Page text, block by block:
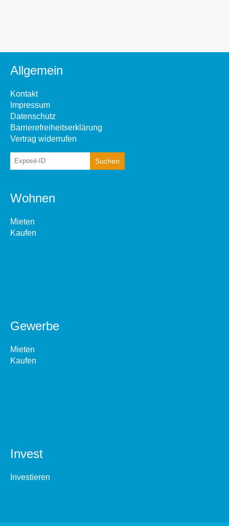
Allgemein
Kontakt
Impressum
Datenschutz
Barrierefreiheitserklärung
Vertrag widerrufen
Wohnen
Mieten
Kaufen
Gewerbe
Mieten
Kaufen
Invest
Investieren